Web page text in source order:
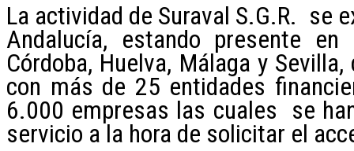
La actividad de Suraval S.G.R. se
Andalucía, estando presente
Córdoba, Huelva, Málaga y
con más de 25 entidades
6.000 empresas las cuales se
servicio a la hora de solicitar el